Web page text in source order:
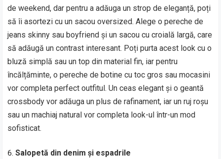
de weekend, dar pentru a adăuga un strop de eleganță, poți
să îi asortezi cu un sacou oversized. Alege o pereche de
jeans skinny sau boyfriend și un sacou cu croială largă, care
să adăugă un contrast interesant. Poți purta acest look cu o
bluză simplă sau un top din material fin, iar pentru
încălțăminte, o pereche de botine cu toc gros sau mocasini
vor completa perfect outfitul. Un ceas elegant și o geantă
crossbody vor adăuga un plus de rafinament, iar un ruj roșu
sau un machiaj natural vor completa look-ul într-un mod
sofisticat.
Salopetă din denim și espadrile